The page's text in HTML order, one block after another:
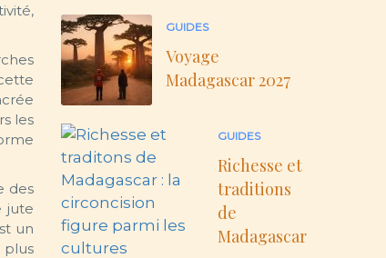
les
des
jute
un
plus
GUIDES
Voyage
Madagascar 2027
GUIDES
Richesse et
traditions
de
Madagascar